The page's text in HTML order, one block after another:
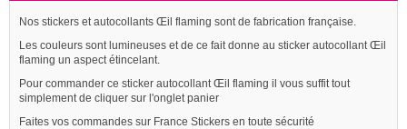
Nos stickers et autocollants Œil flaming sont de fabrication française.
Les couleurs sont lumineuses et de ce fait donne au sticker autocollant Œil
flaming un aspect étincelant.
Pour commander ce sticker autocollant Œil flaming il vous suffit tout
simplement de cliquer sur l'onglet panier
Faites vos commandes sur France Stickers en toute sécurité